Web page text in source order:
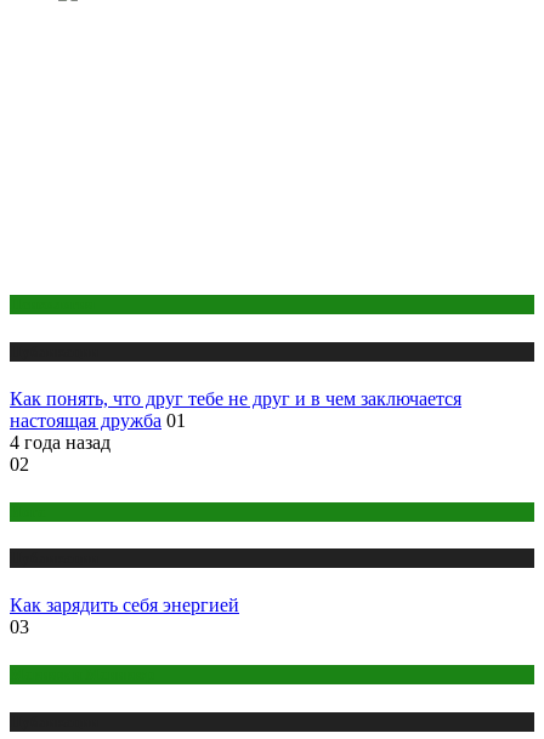
Как понять, что друг тебе не друг и в чем заключается
настоящая дружба 01
4 года назад
02
Как зарядить себя энергией
03